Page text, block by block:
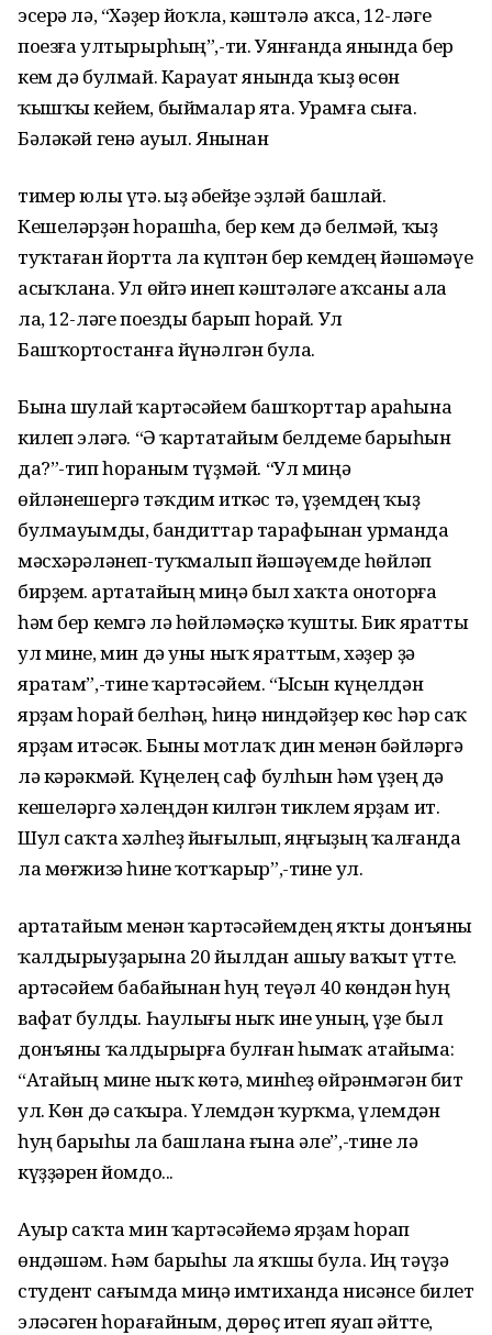
эсерә лә, “Хәҙер йоҡла, кәштәлә аҡса, 12-ләге
поезға ултырырһың”,-ти. Уянғанда янында бер
кем дә булмай. Карауат янында ҡыҙ өсөн
ҡышҡы кейем, быймалар ята. Урамға сыға.
Бәләкәй генә ауыл. Янынан
тимер юлы үтә. Ҡыҙ әбейҙе эҙләй башлай.
Кешеләрҙән һорашһа, бер кем дә белмәй, ҡыҙ
туҡтаған йортта ла күптән бер кемдең йәшәмәүе
асыҡлана. Ул өйгә инеп кәштәләге аҡсаны ала
ла, 12-ләге поезды барып һорай. Ул
Башҡортостанға йүнәлгән була.
Бына шулай ҡартәсәйем башҡорттар араһына
килеп эләгә. “Ә ҡартатайым белдеме барыһын
да?”-тип һораным түҙмәй. “Ул миңә
өйләнешергә тәҡдим иткәс тә, үҙемдең ҡыҙ
булмауымды, бандиттар тарафынан урманда
мәсхәрәләнеп-туҡмалып йәшәүемде һөйләп
бирҙем. Ҡартатайың миңә был хаҡта оноторға
һәм бер кемгә лә һөйләмәҫкә ҡушты. Бик яратты
ул мине, мин дә уны ныҡ яраттым, хәҙер ҙә
яратам”,-тине ҡартәсәйем. “Ысын күңелдән
ярҙам һорай белһәң, һиңә ниндәйҙер көс һәр саҡ
ярҙам итәсәк. Быны мотлаҡ дин менән бәйләргә
лә кәрәкмәй. Күңелең саф булһын һәм үҙең дә
кешеләргә хәлеңдән килгән тиклем ярҙам ит.
Шул саҡта хәлһеҙ йығылып, яңғыҙың ҡалғанда
ла мөғжизә һине ҡотҡарыр”,-тине ул.
Ҡартатайым менән ҡартәсәйемдең яҡты донъяны
ҡалдырыуҙарына 20 йылдан ашыу ваҡыт үтте.
Ҡартәсәйем бабайынан һуң теүәл 40 көндән һуң
вафат булды. Һаулығы ныҡ ине уның, үҙе был
донъяны ҡалдырырға булған һымаҡ атайыма:
“Атайың мине ныҡ көтә, минһеҙ өйрәнмәгән бит
ул. Көн дә саҡыра. Үлемдән ҡурҡма, үлемдән
һуң барыһы ла башлана ғына әле”,-тине лә
күҙҙәрен йомдо...
Ауыр саҡта мин ҡартәсәйемә ярҙам һорап
өндәшәм. Һәм барыһы ла яҡшы була. Иң тәүҙә
студент сағымда миңә имтиханда нисәнсе билет
эләсәген һорағайным, дөрөҫ итеп яуап әйтте,